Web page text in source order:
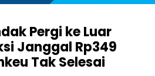
Pergi ke Luar
Janggal Rp349
Tak Selesai